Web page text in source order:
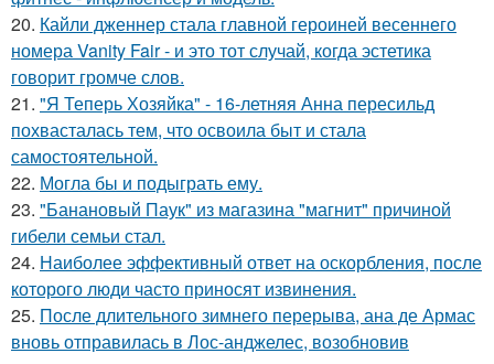
20. Кайли дженнер стала главной героиней весеннего
номера Vanity Fair - и это тот случай, когда эстетика
говорит громче слов.
21. "Я Теперь Хозяйка" - 16-летняя Анна пересильд
похвасталась тем, что освоила быт и стала
самостоятельной.
22. Могла бы и подыграть ему.
23. "Банановый Паук" из магазина "магнит" причиной
гибели семьи стал.
24. Наиболее эффективный ответ на оскорбления, после
которого люди часто приносят извинения.
25. После длительного зимнего перерыва, ана де Армас
вновь отправилась в Лос-анджелес, возобновив